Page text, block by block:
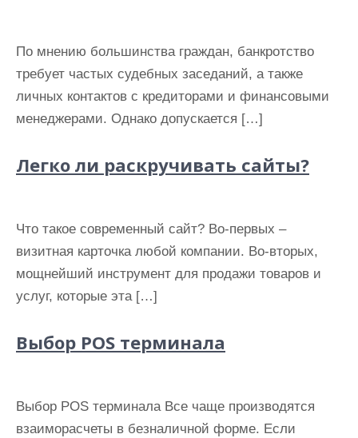
По мнению большинства граждан, банкротство
требует частых судебных заседаний, а также
личных контактов с кредиторами и финансовыми
менеджерами. Однако допускается […]
Легко ли раскручивать сайты?
Что такое современный сайт? Во-первых –
визитная карточка любой компании. Во-вторых,
мощнейший инструмент для продажи товаров и
услуг, которые эта […]
Выбор POS терминала
Выбор POS терминала Все чаще производятся
взаиморасчеты в безналичной форме. Если